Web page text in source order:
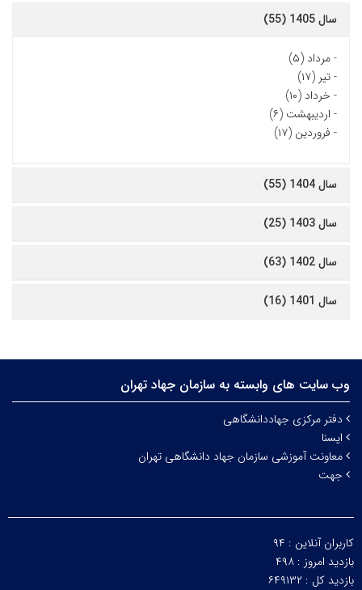
سال 1405 (55)
-مرداد (۵)
-تیر (۱۷)
- خرداد (۱۰)
- اردیبهشت (۶)
- فروردین (۱۷)
سال 1404 (55)
سال 1403 (25)
سال 1402 (63)
سال 1401 (16)
وب سایت های وابسته به سازمان جهاد تهران
دفتر مرکزی جهاددانشگاهی
ایسنا
معاونت آموزشی سازمان جهاد دانشگاهی تهران
جهت
کاربران آنلاین : ۹۴
بازدید امروز : ۴۹۸
بازدید کل : ۶۴۹۱۳۲